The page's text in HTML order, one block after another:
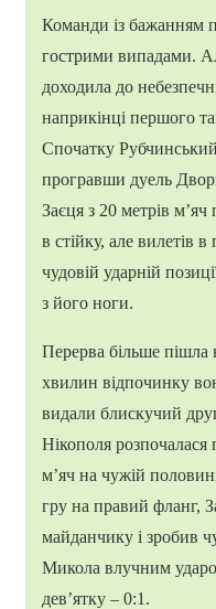
Команди із бажанням
гострими випадами.
доходила до
наприкінці першого
Спочатку Рубчинський
програвши дуель
Заєця з 20 метрів
в стійку, але вилетів
чудовій ударній
з його ноги.
Перерва більше пішла
хвилин відпочинку
видали блискучий
Нікополя розпочалася
м’яч на чужій
гру на правий фланг,
майданчику і зробив
Микола влучним
дев’ятку – 0:1.